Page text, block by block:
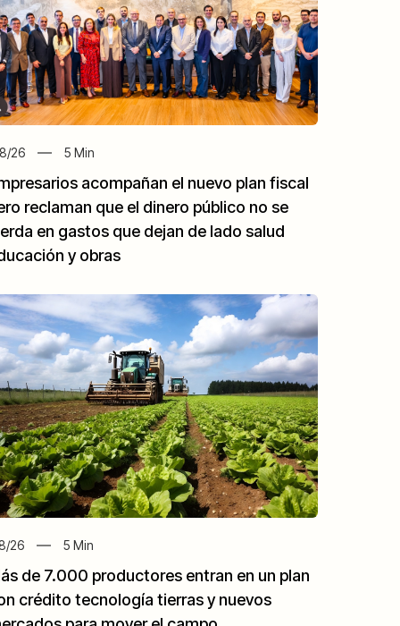
26 5 Min
acompañan el nuevo plan fiscal
reclaman que el dinero público no se
en gastos que dejan de lado salud
y obras
26 5 Min
de 7.000 productores entran en un plan
crédito tecnología tierras y nuevos